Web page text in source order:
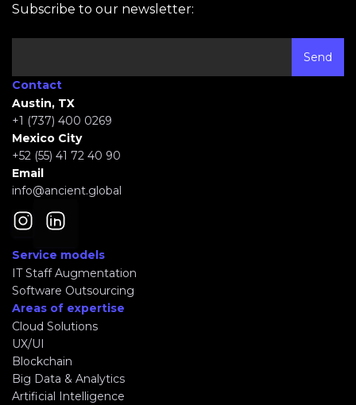
Subscribe to our newsletter:
Contact
Austin, TX
+1 (737) 400 0269
Mexico City
+52 (55) 41 72 40 90
Email
info@ancient.global
Service models
IT Staff Augmentation
Software Outsourcing
Areas of expertise
Cloud Solutions
UX/UI
Blockchain
Big Data & Analytics
Artificial Intelligence